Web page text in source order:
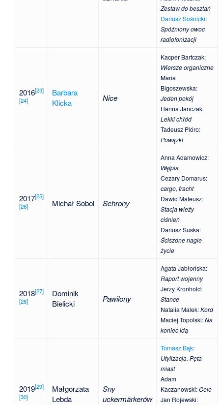
Zestaw do besztań
Dariusz Sośnicki:
Spóźniony owoc
radiofonizacji
2016[23]
[24]
Barbara
Klicka
Nice
Kacper Bartczak:
Wiersze organiczne
Maria
Bigoszewska:
Jeden pokój
Hanna Janczak:
Lekki chłód
Tadeusz Pióro:
Powązki
2017[25]
[26] Michał Sobol Schrony
Anna Adamowicz:
Wątpia
Cezary Domarus:
cargo, fracht
Dawid Mateusz:
Stacja wieży
ciśnień
Dariusz Suska:
Ściszone nagle
życie
2018[27]
[28]
Dominik
Bielicki
Pawilony
Agata Jabłońska:
Raport wojenny
Jerzy Kronhold:
Stance
Natalia Malek:Kord
Maciej Topolski:Na
koniec idą
2019[29]
[30]
Małgorzata
Lebda
Sny
uckermärkerów
Tomasz Bąk:
Utylizacja. Pęta
miast
Adam
Kaczanowski:Cele
Jan Rojewski: